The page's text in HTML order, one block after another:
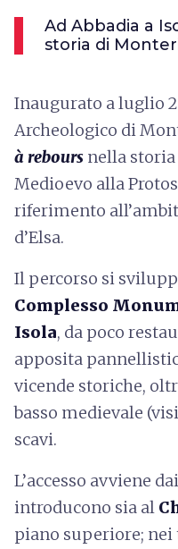
Ad Abbadia a
storia di
Inaugurato a luglio
Archeologico di
à rebours nella
Medioevo alla
riferimento
d’Elsa.
Il percorso si
Complesso
Isola, da poco
apposita
vicende storiche,
basso medievale
scavi.
L’accesso avviene
introducono sia al
piano superiore;